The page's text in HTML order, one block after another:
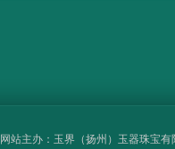
网站主办： 玉界（扬州）玉器珠宝有